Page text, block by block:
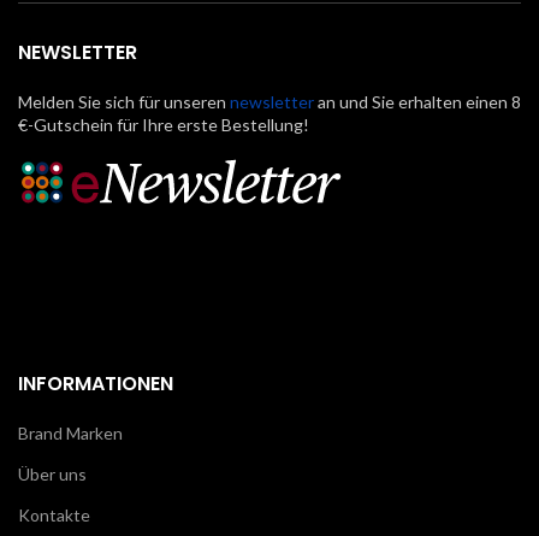
NEWSLETTER
Melden Sie sich für unseren newsletteran und Sie erhalten einen 8
€-Gutschein für Ihre erste Bestellung!
INFORMATIONEN
Brand Marken
Über uns
Kontakte